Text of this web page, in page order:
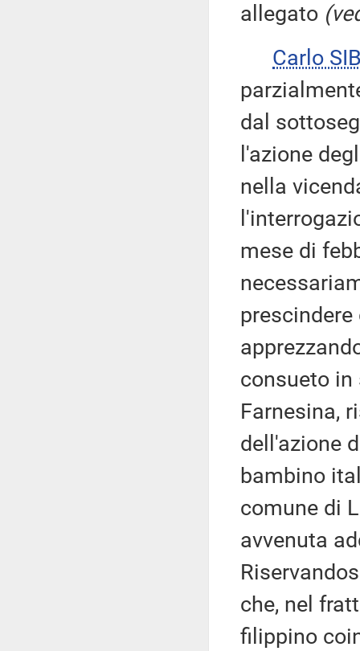
allegato
Carlo
dal
l'azione
nella
mese di
prescindere
consueto
Farnesina,
dell'azione
bambino
comune di
avvenuta
che, nel
filippino